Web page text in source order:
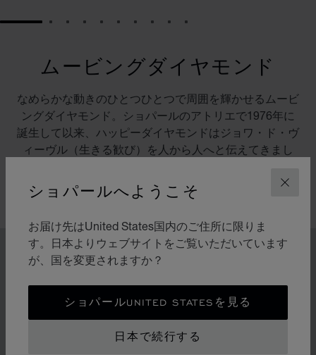
閉じる
ショパールへようこそ
お届け先はUnited States国内のご住所に限りま
す。日本よりウェブサイトをご覧いただいています
が、国を変更されますか？
ショパールUNITED STATESを見る
日本で続行する
GO TO SLIDE 1GO TO SLIDE 2
GO TO SLIDE 3
GO TO SLIDE 4
GO TO SLIDE 5
GO TO SLIDE 6
GO TO SLIDE 7
GO TO SLIDE 8
GO TO SLIDE 9
GO TO SLIDE 10
ムービングダイヤモンド
なめらかな動きのひとつひとつで周囲を輝かせるムービ
ングダイヤモンド。ショパールのアトリエで1976年に
誕生して以来、ハッピーダイヤモンドはジョワ・ド・ヴ
ィーヴル（生きる歓び）を人から人へと伝えてきまし
由と光が人々を素敵な笑顔に誘います。
アイデンティティ
ムービングダイヤモンドのレ
ガシー
1970年代半ば、ウォッチメイキングとラグジュアリー